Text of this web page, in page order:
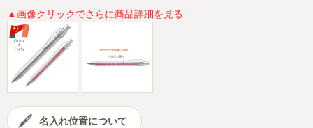
会社概要
▲画像クリックでさらに商品詳細を見る
名入れ位置について